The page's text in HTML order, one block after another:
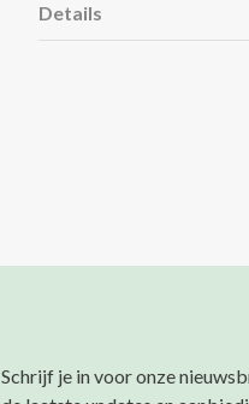
Details
Schrijf je in voor onze